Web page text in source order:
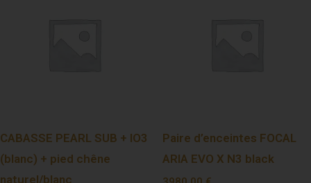
CABASSE PEARL SUB + IO3
(blanc) + pied chêne
naturel/blanc
Paire d’enceintes FOCAL
ARIA EVO X N3 black